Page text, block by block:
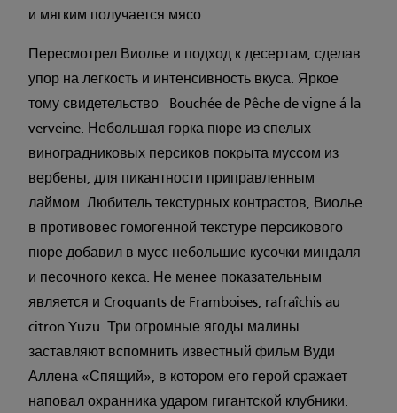
и мягким получается мясо.
Пересмотрел Виолье и подход к десертам, сделав
упор на легкость и интенсивность вкуса. Яркое
тому свидетельство - Bouchée de Pêche de vigne á la
verveine. Небольшая горка пюре из спелых
виноградниковых персиков покрыта муссом из
вербены, для пикантности приправленным
лаймом. Любитель текстурных контрастов, Виолье
в противовес гомогенной текстуре персикового
пюре добавил в мусс небольшие кусочки миндаля
и песочного кекса. Не менее показательным
является и Croquants de Framboises, rafraîchis au
citron Yuzu. Три огромные ягоды малины
заставляют вспомнить известный фильм Вуди
Аллена «Спящий», в котором его герой сражает
наповал охранника ударом гигантской клубники.